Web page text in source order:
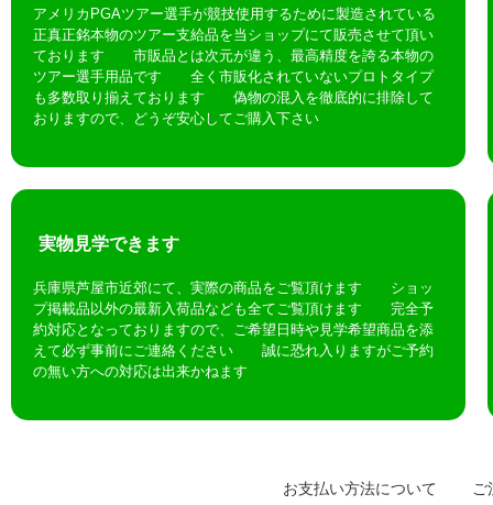
アメリカPGAツアー選手が競技使用するために製造されている
正真正銘本物のツアー支給品を当ショップにて販売させて頂い
ております 市販品とは次元が違う、最高精度を誇る本物の
ツアー選手用品です 全く市販化されていないプロトタイプ
も多数取り揃えております 偽物の混入を徹底的に排除して
おりますので、どうぞ安心してご購入下さい
実物見学できます
兵庫県芦屋市近郊にて、実際の商品をご覧頂けます ショッ
プ掲載品以外の最新入荷品なども全てご覧頂けます 完全予
約対応となっておりますので、ご希望日時や見学希望商品を添
えて必ず事前にご連絡ください 誠に恐れ入りますがご予約
の無い方への対応は出来かねます
お支払い方法について ご